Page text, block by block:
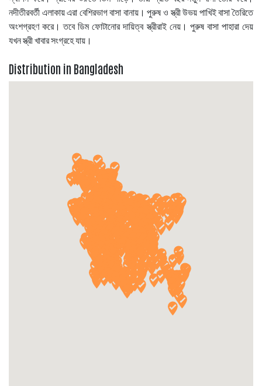
নদীতীরবর্তী এলাকায় এরা বেশিরভাগ বাসা বানায়। পুরুষ ও স্ত্রী উভয় পাখিই বাসা তৈরিতে
অংশগ্রহণ করে। তবে ডিম ফোটানোর দায়িত্ব স্ত্রীরাই নেয়। পুরুষ বাসা পাহারা দেয়
যখন স্ত্রী খাবার সংগ্রহে যায়।
Distribution in Bangladesh